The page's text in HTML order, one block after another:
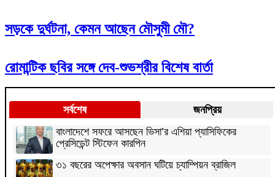
সড়কে দুর্ঘটনা, কেমন আছেন মৌসুমী মৌ?
রোমান্টিক ছবির সঙ্গে দেব-শুভশ্রীর বিশেষ বার্তা
সর্বশেষ
জনপ্রিয়
বাংলাদেশে সফরে আসছেন ভিসা’র এশিয়া প্যাসিফিকের
প্রেসিডেন্ট স্টিফেন কারপিন
৩১ বছরের অপেক্ষার অবসান ঘটিয়ে চ্যাম্পিয়ন ব্রাজিল